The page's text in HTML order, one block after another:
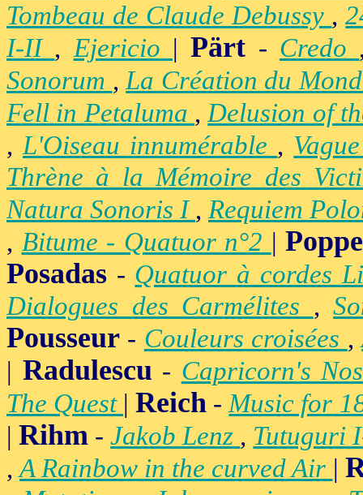
Tombeau de Claude Debussy ,
I-II ,Ejericio |Pärt - Credo
Sonorum ,La Création du
Fell in Petaluma ,Delusion of
,L'Oiseau innumérable ,
Thrène à la Mémoire des
Natura Sonoris I , Requiem
, Bitume - Quatuor n°2 |Poppe
Posadas - Quatuor à cordes
Dialogues des Carmélites ,
Pousseur - Couleurs croisées ,
| Radulescu - Capricorn's
The Quest |Reich -Music for
|Rihm -Jakob Lenz , Tutuguri
,A Rainbow in the curved Air |